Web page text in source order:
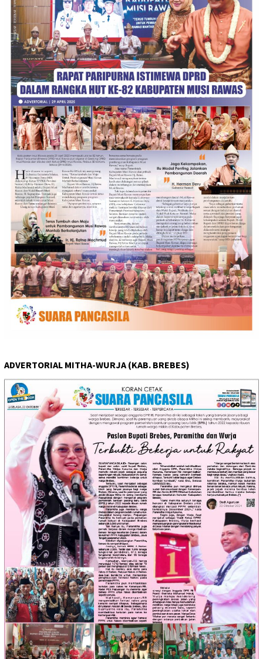
ADVERTORIAL MITHA-WURJA (KAB. BREBES)